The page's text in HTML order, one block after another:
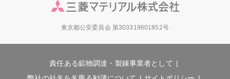
東京都公安委員会 第303319601852号
責任ある鉱物調達・製錬事業者として